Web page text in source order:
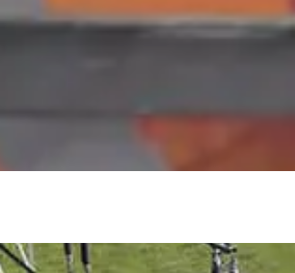
ergeben sich für gängige Formate